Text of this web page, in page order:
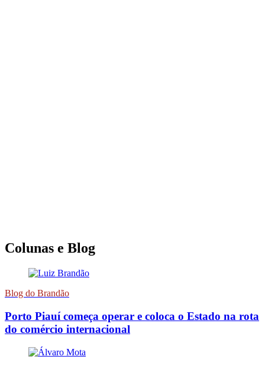
Colunas e Blog
Blog do Brandão
Porto Piauí começa operar e coloca o Estado na rota
do comércio internacional